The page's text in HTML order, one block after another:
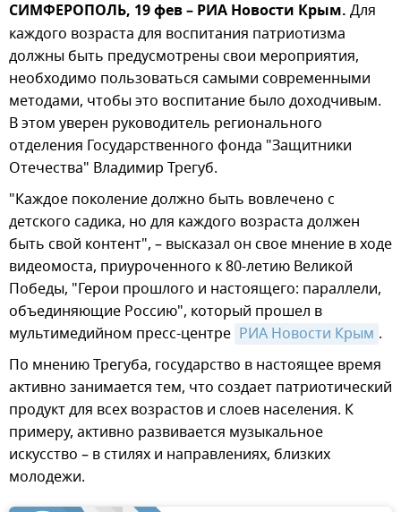
СИМФЕРОПОЛЬ, 19 фев – РИА Новости Крым. Для
каждого возраста для воспитания патриотизма
должны быть предусмотрены свои мероприятия,
необходимо пользоваться самыми современными
методами, чтобы это воспитание было доходчивым.
В этом уверен руководитель регионального
отделения Государственного фонда "Защитники
Отечества" Владимир Трегуб.
"Каждое поколение должно быть вовлечено с
детского садика, но для каждого возраста должен
быть свой контент", – высказал он свое мнение в ходе
видеомоста, приуроченного к 80-летию Великой
Победы, "Герои прошлого и настоящего: параллели,
объединяющие Россию", который прошел в
мультимедийном пресс-центре РИА Новости Крым .
По мнению Трегуба, государство в настоящее время
активно занимается тем, что создает патриотический
продукт для всех возрастов и слоев населения. К
примеру, активно развивается музыкальное
искусство – в стилях и направлениях, близких
молодежи.